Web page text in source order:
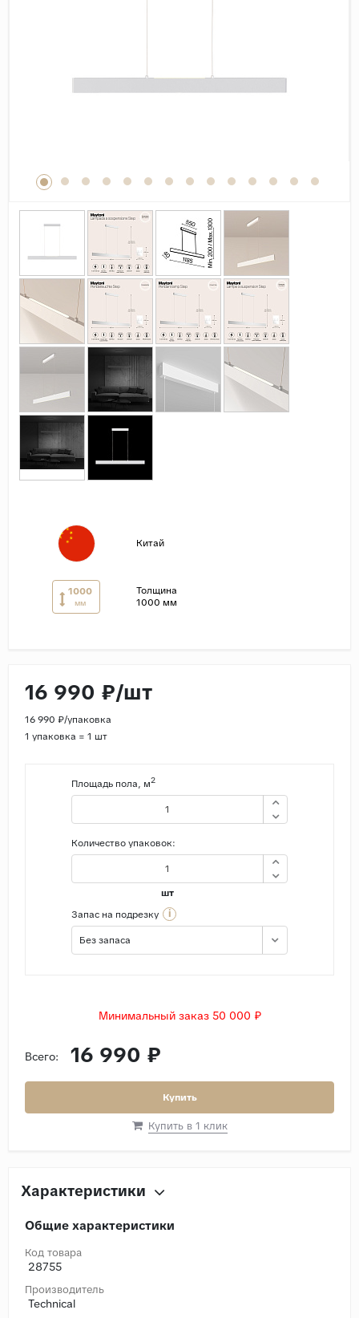
Бетон
Поверхность
Лаппатированная
Сатинированная
Структурная
Антискользящая
Страны
Россия
Китай
1000
мм
Толщина
1000 мм
16 990 ₽/шт
16 990 ₽/упаковка
1 упаковка = 1 шт
Площадь пола, м2
Количество упаковок:
шт
Запас на подрезку
i
Без запаса
Минимальный заказ 50 000 ₽
Всего: 16 990 ₽
Купить
Купить в 1 клик
Характеристики
Общие характеристики
Код товара
28755
Производитель
Technical